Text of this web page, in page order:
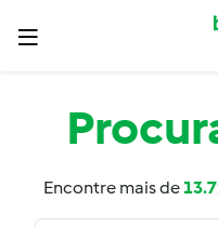
Encontre mais de